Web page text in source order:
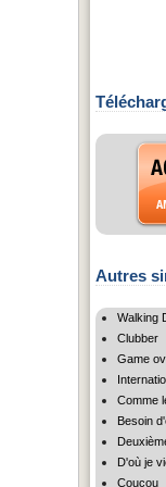
Autres
Walking
Clubber
Game
Comme
Besoin
D'où je
Coucou